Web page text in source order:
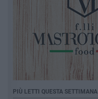
PIÙ LETTI QUESTA SETTIMANA